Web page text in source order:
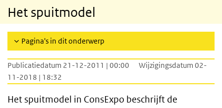
Het spuitmodel
Pagina's in dit onderwerp
Publicatiedatum 21-12-2011 | 00:00
Wijzigingsdatum 02-
11-2018 | 18:32
Het spuitmodel in ConsExpo beschrijft de